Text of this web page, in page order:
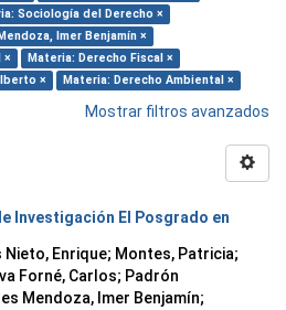
Sociología del Derecho ×
Imer Benjamín ×
×
Materia: Derecho Fiscal ×
×
Materia: Derecho Ambiental ×
Mostrar filtros avanzados
Investigación El Posgrado en
Nieto, Enrique; Montes, Patricia;
Forné, Carlos; Padrón
Mendoza, Imer Benjamín;